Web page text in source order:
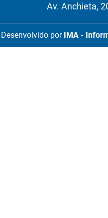
Av. Anchieta,
Desenvolvido por IMA -